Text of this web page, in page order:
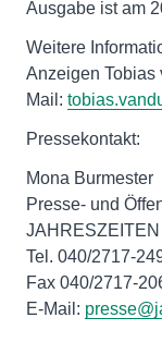
Ausgabe ist am
Weitere
Anzeigen Tobias
Mail:
Pressekontakt:
Mona Burmester
Presse- und
Tel. 040/2717-
Fax 040/2717-
E-Mail: